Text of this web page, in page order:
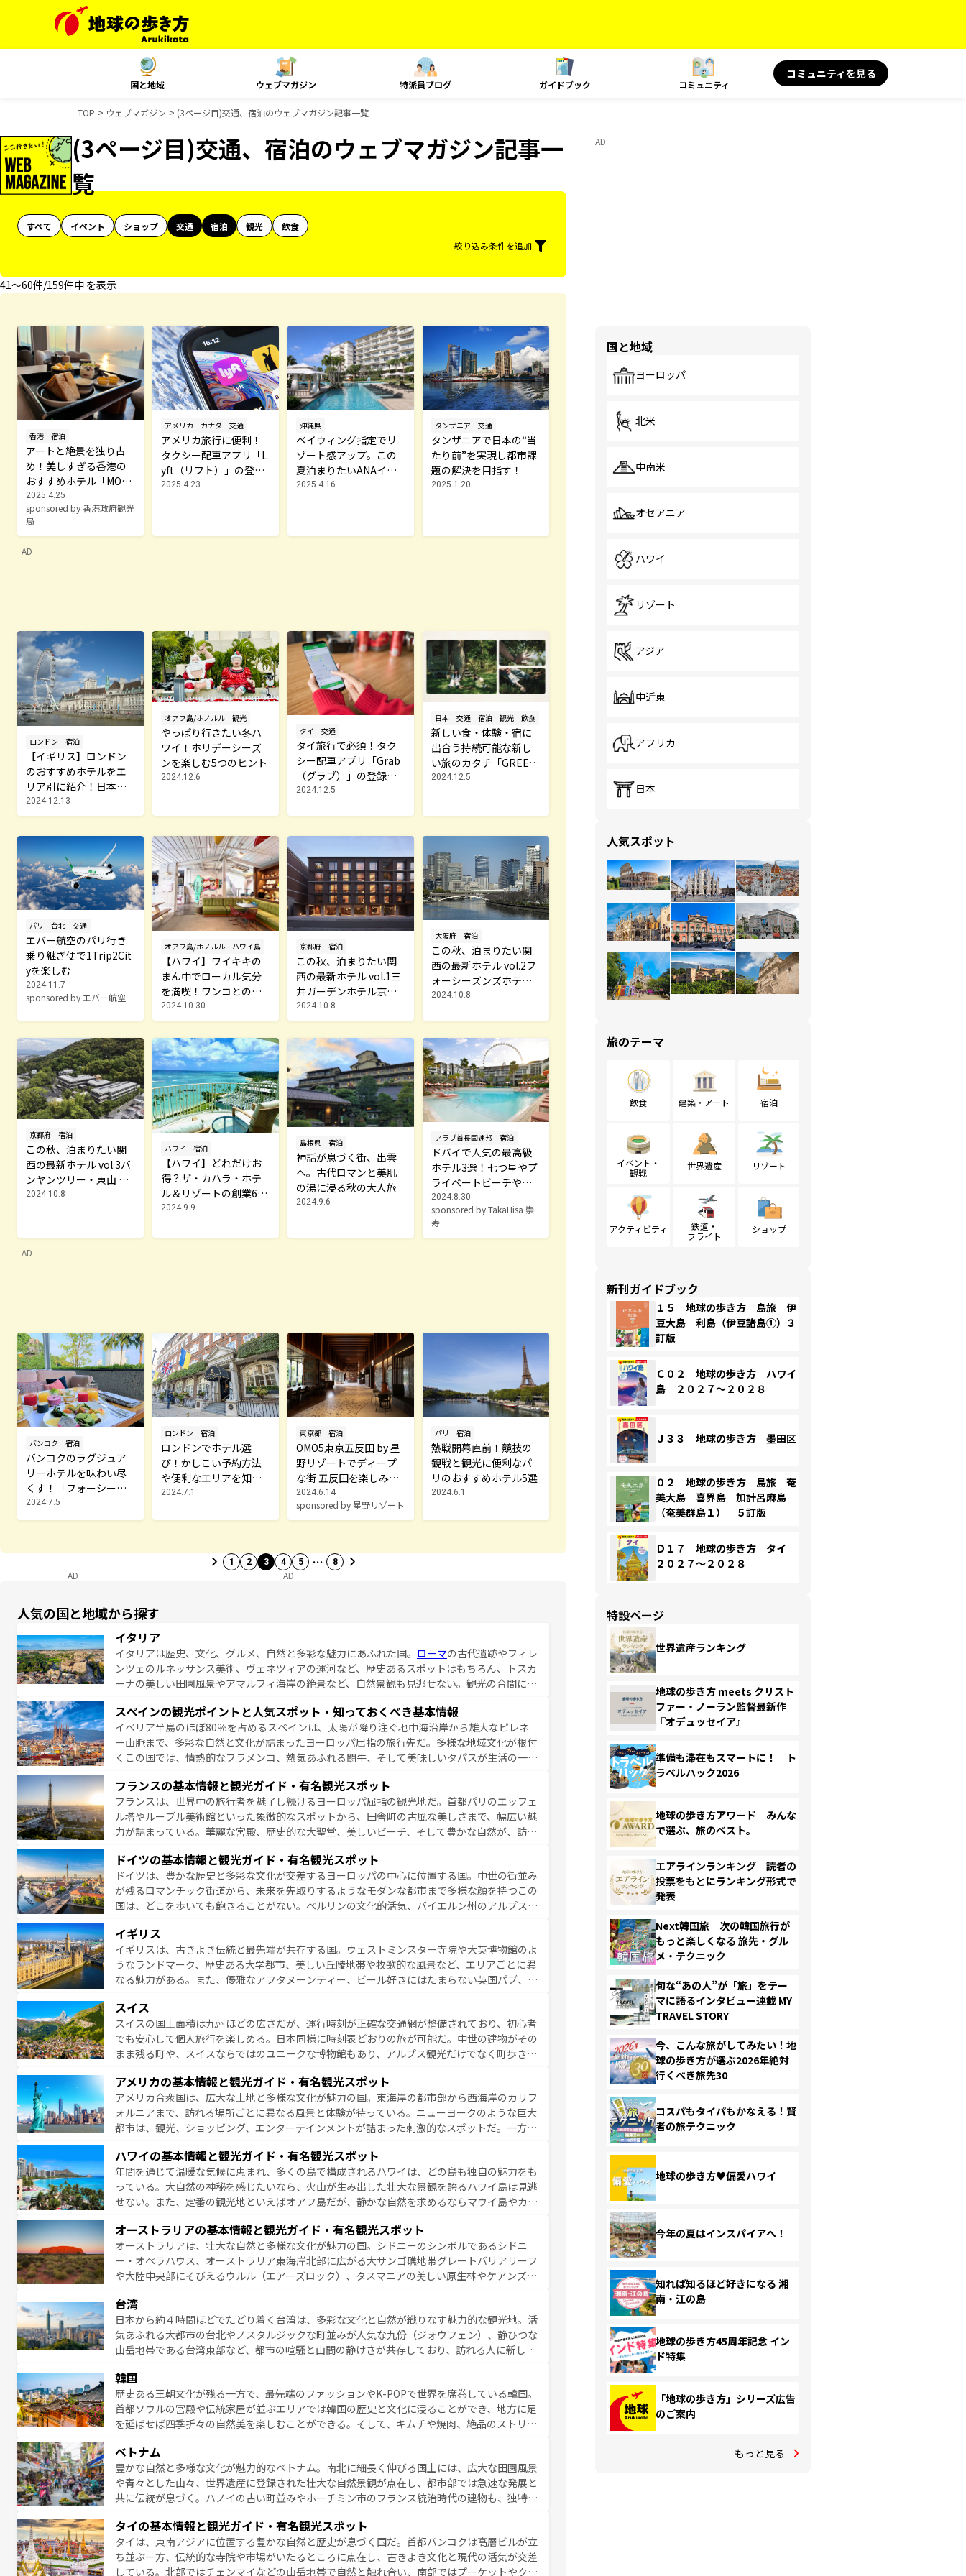
国と地域 ウェブマガジン 特派員ブログ ガイドブック コミュニティ
コミュニティを見る
TOP ウェブマガジン (3ページ目)交通、宿泊のウェブマガジン記事一覧
(3ページ目)交通、宿泊のウェブマガジン記事一
覧
すべて イベント ショップ 交通 宿泊 観光
飲食
絞り込み条件を追加
41〜60件/159件中 を表示
香港 宿泊
アートと絶景を独り占
め！美しすぎる香港の
おすすめホテル「MON
DRIAN」
2025.4.25
sponsored by 香港政府観光
局
アメリカ カナダ 交通
アメリカ旅行に便利！
タクシー配車アプリ「L
yft（リフト）」の登
録・利用方法
2025.4.23
沖縄県
ベイウィング指定でリ
ゾート感アップ。この
夏泊まりたいANAイン
ターコンチネンタル石
2025.4.16
タンザニア 交通
タンザニアで日本の“当
たり前”を実現し都市課
題の解決を目指す！
2025.1.20
AD
ロンドン 宿泊
【イギリス】ロンドン
のおすすめホテルをエ
リア別に紹介！日本人
が泊まるならココ！
2024.12.13
オアフ島/ホノルル 観光
やっぱり行きたい冬ハ
ワイ！ホリデーシーズ
ンを楽しむ5つのヒント
2024.12.6
タイ 交通
タイ旅行で必須！タク
シー配車アプリ「Grab
（グラブ）」の登録・
利用方法
2024.12.5
日本 交通 宿泊 観光 飲食
新しい食・体験・宿に
出合う持続可能な新し
い旅のカタチ「GREEN
JOURNEY」とは？
2024.12.5
パリ 台北 交通
エバー航空のパリ行き
乗り継ぎ便で1Trip2Cit
yを楽しむ
2024.11.7
sponsored by エバー航空
オアフ島/ホノルル ハワイ島
【ハワイ】ワイキキの
まん中でローカル気分
を満喫！ワンコとの出
合いも楽しみなホテル
「サーフジャック ハワ
イ」
2024.10.30
京都府 宿泊
この秋、泊まりたい関
西の最新ホテル vol.1三
井ガーデンホテル京都
三条プレミア
2024.10.8
大阪府 宿泊
この秋、泊まりたい関
西の最新ホテル vol.2フ
ォーシーズンズホテル
大阪
2024.10.8
京都府 宿泊
この秋、泊まりたい関
西の最新ホテル vol.3バ
ンヤンツリー・東山 京
都
2024.10.8
ハワイ 宿泊
【ハワイ】どれだけお
得？ザ・カハラ・ホテ
ル＆リゾートの創業60
周年記念パッケージで
2024.9.9
島根県 宿泊
神話が息づく街、出雲
へ。古代ロマンと美肌
の湯に浸る秋の大人旅
2024.9.6
アラブ首長国連邦 宿泊
ドバイで人気の最高級
ホテル3選！七つ星やプ
ライベートビーチやプ
ール併設
2024.8.30
sponsored by TakaHisa 崇
寿
AD
バンコク 宿泊
バンコクのラグジュア
リーホテルを味わい尽
くす！「フォーシーズ
ンズ」で最高の女子旅
を
2024.7.5
ロンドン 宿泊
ロンドンでホテル選
び！かしこい予約方法
や便利なエリアを知ろ
う
2024.7.1
東京都 宿泊
OMO5東京五反田 by 星
野リゾートでディープ
な街 五反田を楽しみつ
くす
2024.6.14
sponsored by 星野リゾート
パリ 宿泊
熱戦開幕直前！競技の
観戦と観光に便利なパ
リのおすすめホテル5選
2024.6.1
1 2 3 4 5 … 8
AD AD
人気の国と地域から探す
イタリア
イタリアは歴史、文化、グルメ、自然と多彩な魅力にあふれた国。 ローマの古代遺跡やフィレ
ンツェのルネッサンス美術、ヴェネツィアの運河など、歴史あるスポットはもちろん、トスカ
ーナの美しい田園風景やアマルフィ海岸の絶景など、自然景観も見逃せない。観光の合間に
夜眠るまで、すべての瞬間を楽しませてくれるイタリアで、忘れられない旅をしてみよう！
なお、新着のイタリア情報はコンテンツ一覧を参照してほしい。
スペインの観光ポイントと人気スポット・知っておくべき基本情報
イベリア半島のほぼ80％を占めるスペインは、太陽が降り注ぐ地中海沿岸から雄大なピレネ
ー山脈まで、多彩な自然と文化が詰まったヨーロッパ屈指の旅行先だ。多様な地域文化が根付
くこの国では、情熱的なフラメンコ、熱気あふれる闘牛、そして美味しいタパスが生活の一部
ら、地方では古代ローマ遺跡や中世の城塞都市、穏やかなビーチリゾートまで多彩な表情を見
せる。地方によって風土や気候が異なるスペインはその個性で訪れる人を魅了する。 なお、
新着のスペイン情報はコンテンツ一覧を参照してほしい。
フランスの基本情報と観光ガイド・有名観光スポット
フランスは、世界中の旅行者を魅了し続けるヨーロッパ屈指の観光地だ。首都パリのエッフェ
ル塔やルーブル美術館といった象徴的なスポットから、田舎町の古風な美しさまで、幅広い魅
力が詰まっている。華麗な宮殿、歴史的な大聖堂、美しいビーチ、そして豊かな自然が、訪れ
無形文化遺産にも登録されている。シャンパンの発祥地であるランス、プロヴァンスの香り高
いラベンダー畑など、多彩な楽しみ方が可能だ。さらに、パリ以外の地域にも魅力が溢れてお
り、どの街角にも豊かな歴史と文化が息づいている。パリ以外の個性あふれる地方に足を運ぶ
とそれぞれで全く異なる文化を体験できるだろう。 なお、新着のフランス情報はコンテンツ
ドイツの基本情報と観光ガイド・有名観光スポット
ドイツは、豊かな歴史と多彩な文化が交差するヨーロッパの中心に位置する国。中世の街並み
が残るロマンチック街道から、未来を先取りするようなモダンな都市まで多様な顔を持つこの
国は、どこを歩いても飽きることがない。ベルリンの文化的活気、バイエルン州のアルプスの
ら地元の人と過ごす楽しい時間は、お酒好きな人にはぜひ体験してほしい。 なお、新着のド
イツ情報はコンテンツ一覧を参照してほしい。
イギリス
イギリスは、古きよき伝統と最先端が共存する国。ウェストミンスター寺院や大英博物館のよ
うなランドマーク、歴史ある大学都市、美しい丘陵地帯や牧歌的な風景など、エリアごとに異
なる魅力がある。また、優雅なアフタヌーンティー、ビール好きにはたまらない英国パブ、サ
お、新着のイギリス情報は
スイス
スイスの国土面積は九州ほどの広さだが、運行時刻が正確な交通網が整備されており、初心者
でも安心して個人旅行を楽しめる。日本同様に時刻表どおりの旅が可能だ。中世の建物がその
まま残る町や、スイスならではのユニークな博物館もあり、アルプス観光だけでなく町歩きも
ービスもあり、うまく活用すれば市内交通費無料で観光を楽しむこともできる。 なお、新着
のスイス情報はコンテンツ一覧 を参照してほしい。
アメリカの基本情報と観光ガイド・有名観光スポット
アメリカ合衆国は、広大な土地と多様な文化が魅力の国。東海岸の都市部から西海岸のカリフ
ォルニアまで、訪れる場所ごとに異なる風景と体験が待っている。ニューヨークのような巨大
都市は、観光、ショッピング、エンターテインメントが詰まった刺激的なスポットだ。一方、
絶景が堪能できる。さらに、南部のニューオーリンズでは、音楽と美食が融合した独特の文化
が魅力。旅行者はアメリカの各地域で異なる魅力を楽しみながら、その多様性と豊かな歴史を
感じることができるだろう。車でのロードトリップや列車の旅も、アメリカならではの贅沢な
旅のスタイルだ。 なお、新着のアメリカ情報はコンテンツ一覧を参照してほしい。
ハワイの基本情報と観光ガイド・有名観光スポット
年間を通じて温暖な気候に恵まれ、多くの島で構成されるハワイは、どの島も独自の魅力をも
っている。大自然の神秘を感じたいなら、火山が生み出した壮大な景観を誇るハワイ島は見逃
せない。また、定番の観光地といえばオアフ島だが、静かな自然を求めるならマウイ島やカウ
る。「アロハスピリット」と呼ばれるおもてなしの心で訪れる人々を迎えてくれるハワイの
人々、おいしいローカルフードやハワイアンミュージック、伝統的なフラダンスなど、すべて
がハワイの魅力を彩っている。訪れるたびに新しい発見と感動が待っているハワイを、存分に
味わってほしい。 なお、新着のハワイ情報はコンテンツ一覧を参照してほしい。
オーストラリアの基本情報と観光ガイド・有名観光スポット
オーストラリアは、壮大な自然と多様な文化が魅力の国。シドニーのシンボルであるシドニ
ー・オペラハウス、オーストラリア東海岸北部に広がる大サンゴ礁地帯グレートバリアリーフ
や大陸中央部にそびえるウルル（エアーズロック）、タスマニアの美しい原生林やケアンズの
豊かで、美味しいものであふれている。アクティビティも充実しており、サーフィンやダイビ
ング、ハイキングなど、アウトドア好きにはたまらない。オーストラリアの多彩な魅力を存分
に味わいつくそう。 なお、新着のオーストラリア情報はコンテンツ一覧を参照してほしい。
台湾
日本から約４時間ほどでたどり着く台湾は、多彩な文化と自然が織りなす魅力的な観光地。活
気あふれる大都市の台北やノスタルジックな町並みが人気な九份（ジォウフェン）、静ひつな
山岳地帯である台湾東部など、都市の喧騒と山間の静けさが共存しており、訪れる人に新しい
から高級料理、ヘルシーで美容にもいいと評判のスイーツなど、バラエティ豊かな料理が味わ
える。 なお、新着の台湾情報はコンテンツ一覧を参照してほしい。
韓国
歴史ある王朝文化が残る一方で、最先端のファッションやK-POPで世界を席巻している韓国。
首都ソウルの宮殿や伝統家屋が並ぶエリアでは韓国の歴史と文化に浸ることができ、地方に足
を延ばせば四季折々の自然美を楽しむことができる。そして、キムチや焼肉、絶品のストリー
能できる。あたたかいホスピタリティに包まれながら、韓国の多彩な魅力を心ゆくまで味わっ
てみてほしい。 なお、新着の韓国情報はコンテンツ一覧を参照してほしい。
ベトナム
豊かな自然と多様な文化が魅力的なベトナム。南北に細長く伸びる国土には、広大な田園風景
や青々とした山々、世界遺産に登録された壮大な自然景観が点在し、都市部では急速な発展と
共に伝統が息づく。ハノイの古い町並みやホーチミン市のフランス統治時代の建物も、独特の
まないベトナム料理も魅力のひとつ。フォーやバインミー、ベトナムコーヒーなどは、ぜひ現
地で味わいたい。どの地域を訪れてもあたたかい人々が旅行者を迎えてくれるので、きっと忘
れられない旅になるはずだ。 なお、新着のベトナム情報はコンテンツ一覧を参照してほし
い。
タイの基本情報と観光ガイド・有名観光スポット
タイは、東南アジアに位置する豊かな自然と歴史が息づく国だ。首都バンコクは高層ビルが立
ち並ぶ一方、伝統的な寺院や市場がいたるところに点在し、古きよき文化と現代の活気が交差
している。北部ではチェンマイなどの山岳地帯で自然と触れ合い、南部ではプーケットやクラ
AD
国と地域
ヨーロッパ
北米
中南米
オセアニア
ハワイ
リゾート
アジア
中近東
アフリカ
日本
人気スポット
旅のテーマ
飲食 建築・アート 宿泊
イベント・
観戦
世界遺産 リゾート
アクティビティ
鉄道・
フライト
ショップ
新刊ガイドブック
１５ 地球の歩き方 島旅 伊
豆大島 利島（伊豆諸島①）３
訂版
Ｃ０２ 地球の歩き方 ハワイ
島 ２０２７～２０２８
Ｊ３３ 地球の歩き方 墨田区
０２ 地球の歩き方 島旅 奄
美大島 喜界島 加計呂麻島
（奄美群島１） ５訂版
Ｄ１７ 地球の歩き方 タイ
２０２７～２０２８
特設ページ
世界遺産ランキング
地球の歩き方 meets クリスト
ファー・ノーラン監督最新作
『オデュッセイア』
準備も滞在もスマートに！ ト
ラベルハック2026
地球の歩き方アワード みんな
で選ぶ、旅のベスト。
エアラインランキング 読者の
投票をもとにランキング形式で
発表
Next韓国旅 次の韓国旅行が
もっと楽しくなる 旅先・グル
メ・テクニック
旬な“あの人”が「旅」をテー
マに語るインタビュー連載 MY
TRAVEL STORY
今、こんな旅がしてみたい！地
球の歩き方が選ぶ2026年絶対
行くべき旅先30
コスパもタイパもかなえる！賢
者の旅テクニック
地球の歩き方♥偏愛ハワイ
今年の夏はインスパイアへ！
知れば知るほど好きになる 湘
南・江の島
地球の歩き方45周年記念 イン
ド特集
「地球の歩き方」シリーズ広告
のご案内
もっと見る